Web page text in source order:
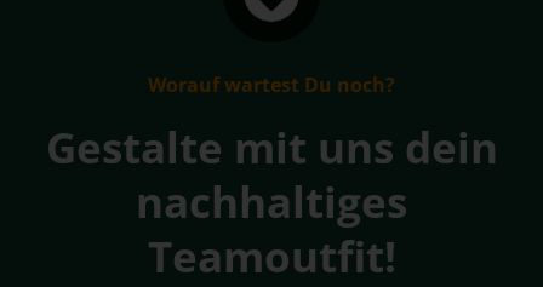
Worauf wartest Du noch?
Gestalte mit uns dein
nachhaltiges
Teamoutfit!